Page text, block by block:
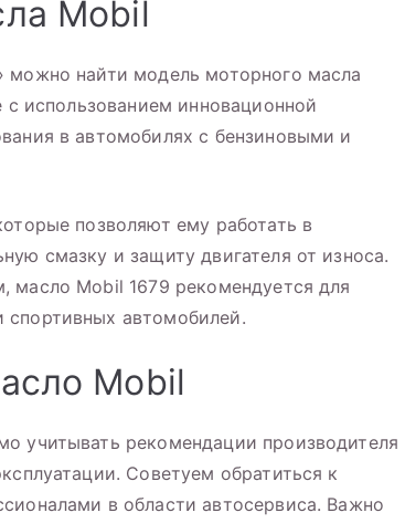
Mobil
можно найти модель моторного масла
использованием инновационной
в автомобилях с бензиновыми и
позволяют ему работать в
смазку и защиту двигателя от износа.
масло Mobil 1679 рекомендуется для
автомобилей.
Mobil
учитывать рекомендации производителя
Советуем обратиться к
в области автосервиса. Важно